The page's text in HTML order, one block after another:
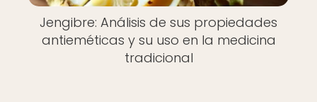
Jengibre: Análisis de sus propiedades
antieméticas y su uso en la medicina
tradicional